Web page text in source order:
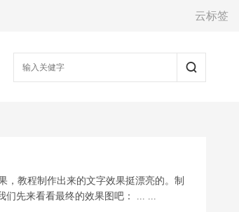
云标签
教程制作出来的文字效果挺漂亮的。制
们先来看看最终的效果图吧： ... ...